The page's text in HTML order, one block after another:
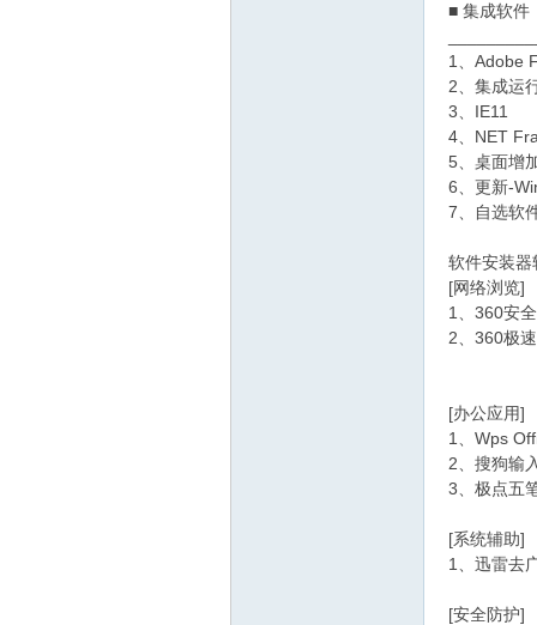
■ 集成软件
1、Adobe
2、集成运
3、IE11
4、NET
5、桌面增
6、更新-
7、自选软
软件安装器
[网络浏览]
1、360安
2、360极
[办公应用]
1、Wps
2、搜狗输
3、极点五
[系统辅助]
1、迅雷去
[安全防护]